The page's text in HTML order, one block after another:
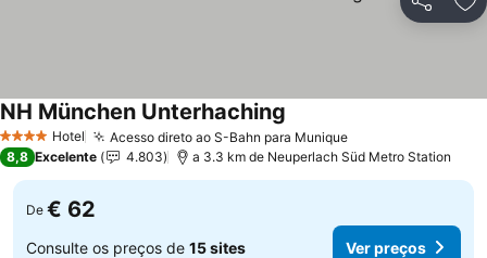
Partilhar
4 EstrelasHotel Acesso direto ao S-Bahn para MuniqueVer preços
NH München Unterhaching
8,8 Excelente 4.803 a 3.3 km de Neuperlach Süd Metro Station
De € 62
Consulte os preços de 15 sites Ver preços